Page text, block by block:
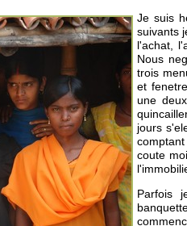
Je suis
suivants
l'achat,
Nous
trois
et
une
jours
coute
Parfois